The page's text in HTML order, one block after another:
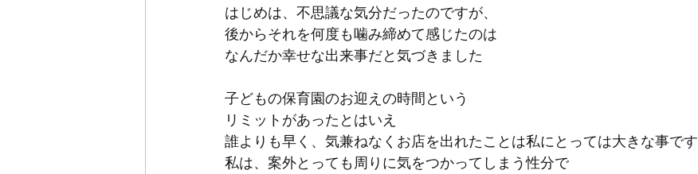
はじめは、不思議な気分だったのですが、
後からそれを何度も噛み締めて感じたのは
なんだか幸せな出来事だと気づきました
子どもの保育園のお迎えの時間という
リミットがあったとはいえ
誰よりも早く、気兼ねなくお店を出れたことは私にとっては大きな事です
私は、案外とっても周りに気をつかってしまう性分で